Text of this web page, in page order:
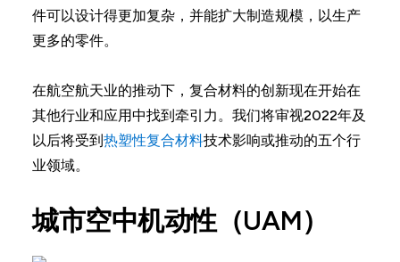
件可以设计得更加复杂，并能扩大制造规模，以生产
更多的零件。
在航空航天业的推动下，复合材料的创新现在开始在
其他行业和应用中找到牵引力。我们将审视2022年及
以后将受到热塑性复合材料技术影响或推动的五个行
业领域。
城市空中机动性（UAM）